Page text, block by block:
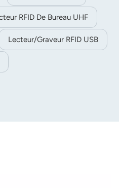
multiformat et un kit de
C++/C#/Java/Android pour
RFID De Bureau UHF
Lecteur/graveur RFID USB